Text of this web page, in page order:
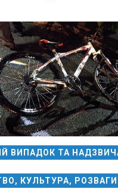
ВИПАДОК ТА
КУЛЬТУРА, РОЗВАГИ